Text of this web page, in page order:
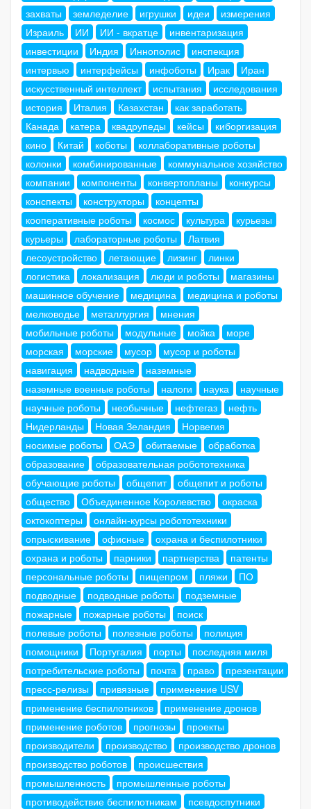
захваты
земледелие игрушки идеи
измерения
Израиль
ИИ ИИ - вкратце
инвентаризация
инвестиции
Индия Иннополис
инспекция
интервью
интерфейсы инфоботы Ирак
Иран
искусственный интеллект
испытания
исследования
история
Италия Казахстан
как заработать
Канада
катера квадрупеды кейсы
киборгизация
кино
Китай коботы
коллаборативные роботы
колонки
комбинированные
коммунальное хозяйство
компании
компоненты конвертопланы
конкурсы
конспекты
конструкторы
концепты
кооперативные роботы
космос культура
курьезы
курьеры
лабораторные роботы
Латвия
лесоустройство
летающие лизинг
линки
логистика
локализация люди и роботы
магазины
машинное обучение
медицина
медицина и роботы
мелководье
металлургия
мнения
мобильные роботы
модульные мойка
море
морская
морские мусор
мусор и роботы
навигация
надводные
наземные
наземные военные роботы
налоги наука
научные
научные роботы
необычные нефтегаз
нефть
Нидерланды
Новая Зеландия
Норвегия
носимые роботы
ОАЭ обитаемые
обработка
образование
образовательная робототехника
обучающие роботы
общепит
общепит и роботы
общество
Объединенное Королевство
окраска
октокоптеры
онлайн-курсы робототехники
опрыскивание
офисные
охрана и беспилотники
охрана и роботы
парники партнерства
патенты
персональные роботы
пищепром пляжи
ПО
подводные
подводные роботы
подземные
пожарные
пожарные роботы
поиск
полевые роботы
полезные роботы
полиция
помощники
Португалия порты
последняя миля
потребительские роботы
почта право
презентации
пресс-релизы
привязные
применение USV
применение беспилотников
применение дронов
применение роботов
прогнозы
проекты
производители
производство
производство дронов
производство роботов
происшествия
промышленность
промышленные роботы
противодействие беспилотникам
псевдоспутники